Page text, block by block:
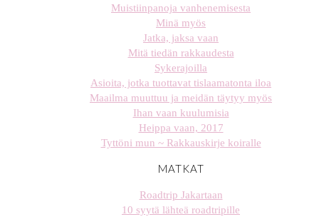
Muistiinpanoja vanhenemisesta
Minä myös
Jatka, jaksa vaan
Mitä tiedän rakkaudesta
Sykerajoilla
Asioita, jotka tuottavat tislaamatonta iloa
Maailma muuttuu ja meidän täytyy myös
Ihan vaan kuulumisia
Heippa vaan, 2017
Tyttöni mun ~ Rakkauskirje koiralle
MATKAT
Roadtrip Jakartaan
10 syytä lähteä roadtripille